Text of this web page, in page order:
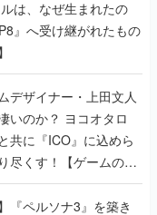
デザイナー・上田文人
いのか？ ヨコオタロ
共に『ICO』に込めら
尽くす！【ゲームの企
『ペルソナ3』を築き
リスペクトだった。赤
った“愚連隊”がシリー
るまで【橋野桂インタ